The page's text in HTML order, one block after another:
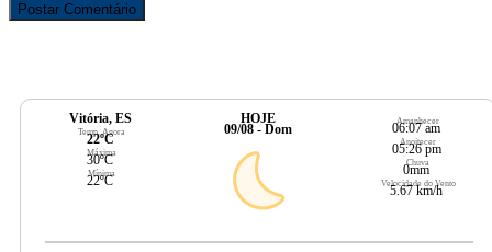
Vitória, ES
Temp. Agora
22ºC
Máxima
30ºC
Mínima
22ºC
HOJE
09/08 - Dom
Amanhecer
06:07 am
Anoitecer
05:26 pm
Chuva
0mm
Velocidade do Vento
5.67 km/h